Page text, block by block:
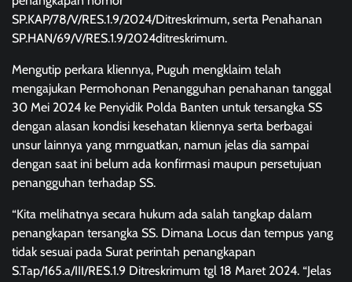
SP.KAP/78/V/RES.1.9/2024/Ditreskrimum, serta Penahanan
SP.HAN/69/V/RES.1.9/2024ditreskrimum.
Mengutip perkara kliennya, Puguh mengklaim telah
mengajukan Permohonan Penangguhan penahanan tanggal
30 Mei 2024 ke Penyidik Polda Banten untuk tersangka SS
dengan alasan kondisi kesehatan kliennya serta berbagai
unsur lainnya yang mrnguatkan, namun jelas dia sampai
dengan saat ini belum ada konfirmasi maupun persetujuan
penangguhan terhadap SS.
“Kita melihatnya secara hukum ada salah tangkap dalam
penangkapan tersangka SS. Dimana Locus dan tempus yang
tidak sesuai pada Surat perintah penangkapan
S.Tap/165.a/III/RES.1.9 Ditreskrimum tgl 18 Maret 2024. “Jelas